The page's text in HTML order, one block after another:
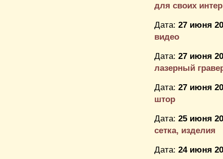
для своих
Дата: 27 июня
видео
Дата: 27 июня
лазерный
Дата: 27 июня
штор
Дата: 25 июня
сетка, изделия
Дата: 24 июня